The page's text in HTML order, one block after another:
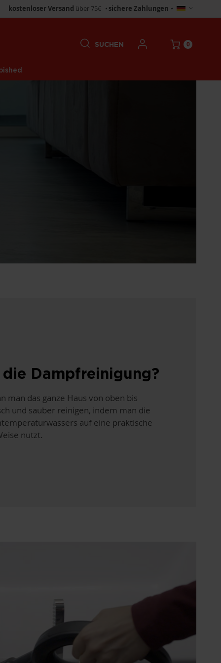
kostenloser Versand über 75€ • sichere Zahlungen • Store
wählen
SUCHEN 0
Dampfreinigung?
man das ganze Haus von oben bis
und sauber reinigen, indem man die
auf eine praktische
nutzt.